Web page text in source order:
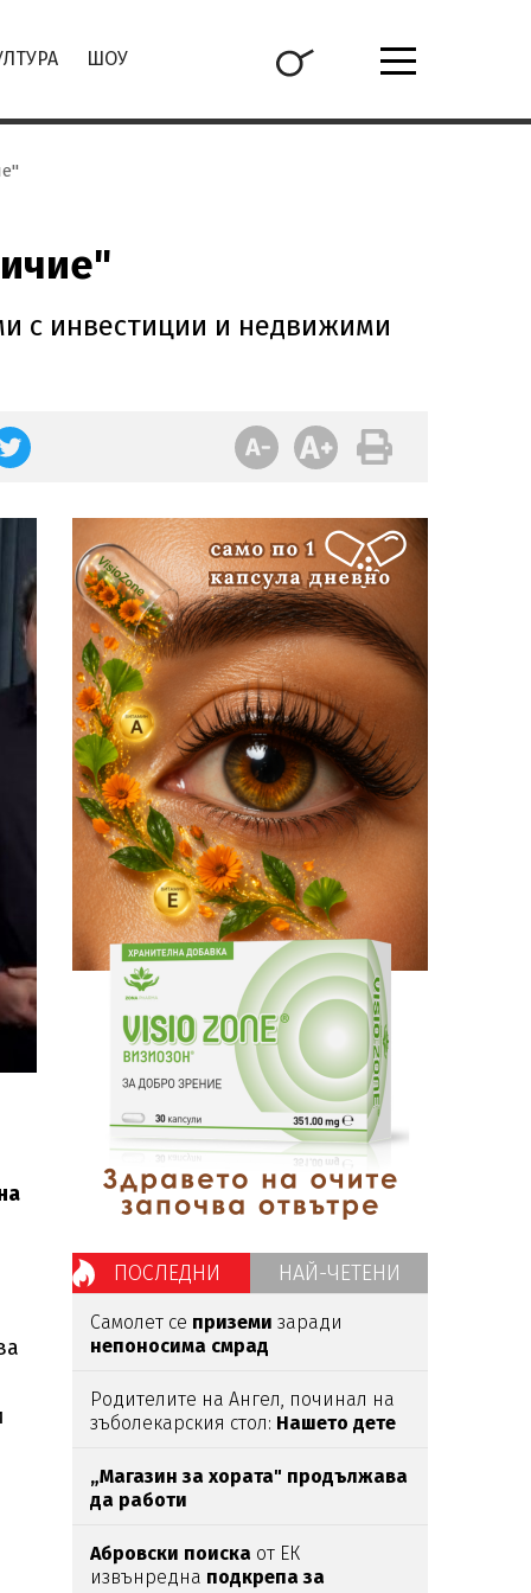
ШОУ
с инвестиции и недвижими
ПОСЛЕДНИ НАЙ-ЧЕТЕНИ
Самолет се приземи заради
непоносима смрад
Родителите на Ангел, починал на
зъболекарския стол: Нашето дете
който еантидотътнаупойката
„Магазин за хората" продължава
да работи
Абровски поиска от ЕК
извънредна подкрепа за